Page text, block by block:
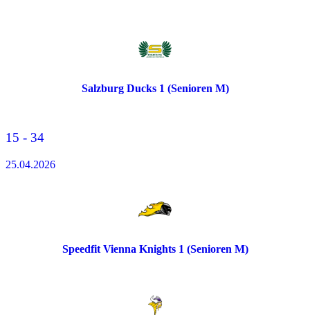
Salzburg Ducks 1 (Senioren M)
15 - 34
25.04.2026
Speedfit Vienna Knights 1 (Senioren M)